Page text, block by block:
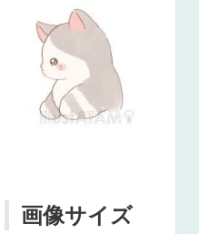
画像サイズ